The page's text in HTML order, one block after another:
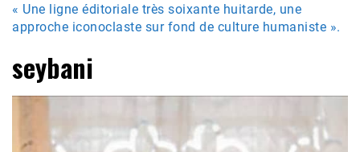
« Une ligne éditoriale très soixante huitarde, une
approche iconoclaste sur fond de culture humaniste ».
seybani